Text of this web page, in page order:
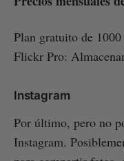
Plan gratuito de
Flickr Pro:
Instagram
Por último, pero no
Instagram.